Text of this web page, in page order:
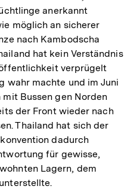
anerkannt
möglich an sicherer
nach Kambodscha
hat kein Verständnis
verprügelt
wahr machte und im Juni
Bussen gen Norden
der Front wieder nach
Thailand hat sich der
dadurch
für gewisse,
Lagern, dem